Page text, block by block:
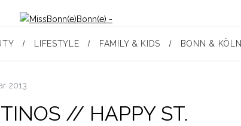
LIFESTYLE FAMILY & KIDS BONN & KÖLN
2013
// HAPPY ST.